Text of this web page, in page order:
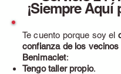
¡Siempre Aquí
Te cuento porque soy el
confianza de los vecinos
Benimaclet:
Tengo taller propio.